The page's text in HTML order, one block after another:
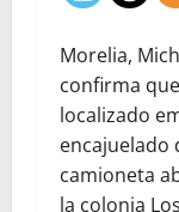
Morelia,
confirma
localizado
encajuelado
camioneta
la colonia